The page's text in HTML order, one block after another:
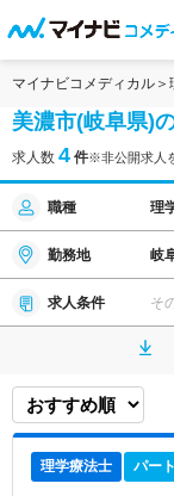
マイナビコメディカル
美濃市(岐阜県)
求人数 4 件※非公開求人
職種 理
勤務地 岐
求人条件 そ
理学療法士 パート